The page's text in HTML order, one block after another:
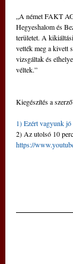
„A német FAKT
Hegyeshalom és
területet. A
vették meg a kivett
vizsgáltak és
véltek.”
Kiegészítés a
1) Ezért vagyunk jó
2) Az utolsó 10
https://